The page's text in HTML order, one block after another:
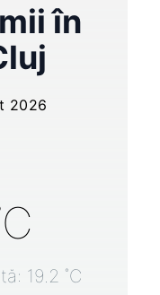
în
2026
19.2 ˚C